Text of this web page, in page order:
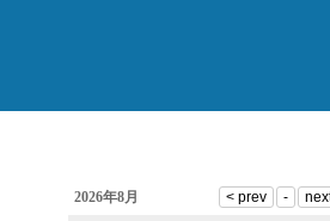
2026年8月